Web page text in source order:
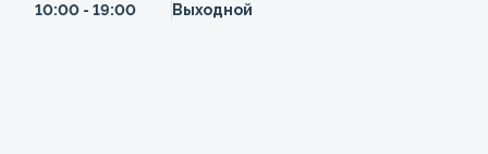
10:00 - 19:00
Выходной